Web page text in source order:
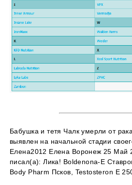
Бабушка и тетя Чалк умерли от
выявлен на начальной стадии
Елена2012 Елена Воронеж 25 Май
писал(а): Лика! Boldenona-E
Body Pharm Псков, Testosteron E